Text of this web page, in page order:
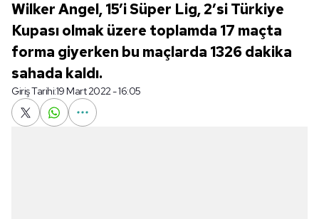
Wilker Angel, 15’i Süper Lig, 2’si Türkiye
Kupası olmak üzere toplamda 17 maçta
forma giyerken bu maçlarda 1326 dakika
sahada kaldı.
Giriş Tarihi:19 Mart 2022 - 16:05